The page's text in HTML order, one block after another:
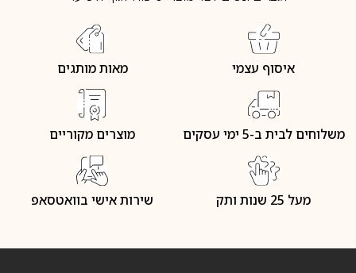
איסוף עצמי מאות מותגים
משלוחים לבית ב-5 ימי עסקים מוצרים מקוריים
מעל 25 שנות ותק שירות אישי בוואטסאפ